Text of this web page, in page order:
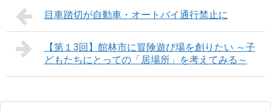
目車踏切が自動車・オートバイ通行禁止に
【第１3回】館林市に冒険遊び場を創りたい ～子
どもたちにとっての「居場所」を考えてみる～